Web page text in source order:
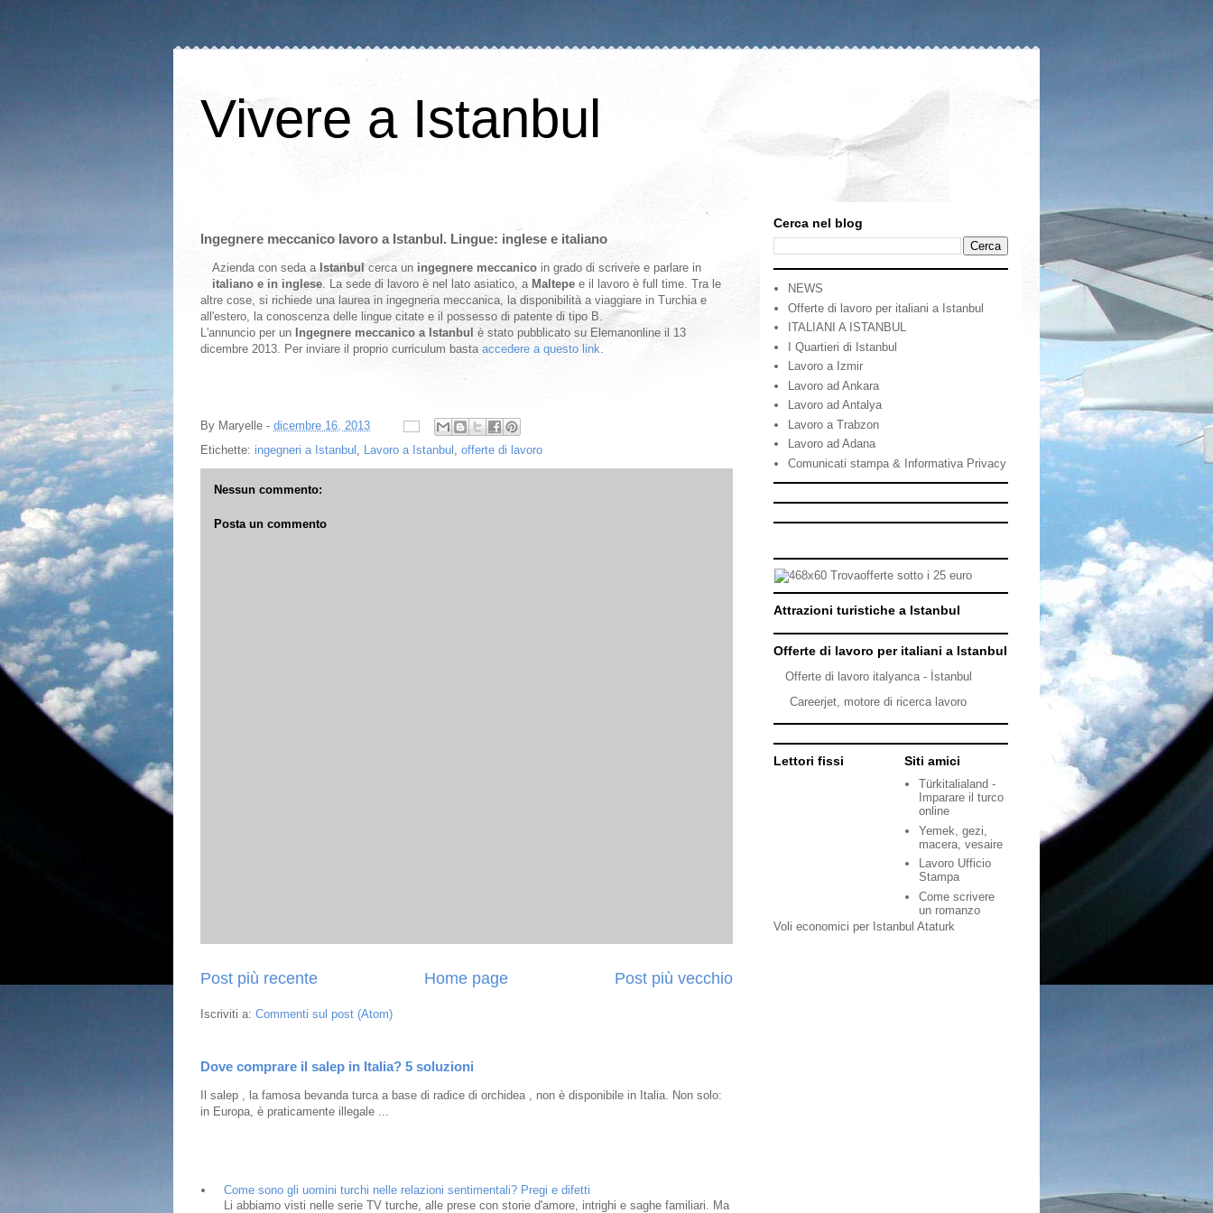
Vivere a Istanbul
Ingegnere meccanico lavoro a Istanbul. Lingue: inglese e italiano
Azienda con seda a Istanbulcerca un ingegnere meccanico in grado di scrivere e parlare in
italiano e in inglese. La sede di lavoro è nel lato asiatico, a Maltepe e il lavoro è full time. Tra le
altre cose, si richiede una laurea in ingegneria meccanica, la disponibilità a viaggiare in Turchia e
all'estero, la conoscenza delle lingue citate e il possesso di patente di tipo B.
L'annuncio per un Ingegnere meccanico a Istanbul è stato pubblicato su Elemanonline il 13
dicembre 2013. Per inviare il proprio curriculum bastaaccedere a questo link.
By Maryelle - dicembre 16, 2013
Etichette: ingegneri a Istanbul , Lavoro a Istanbul , offerte di lavoro
Nessun commento:
Posta un commento
Post più recente Post più vecchio
Home page
Iscriviti a: Commenti sul post (Atom)
Dove comprare il salep in Italia? 5 soluzioni
Il salep , la famosa bevanda turca a base di radice di orchidea , non è disponibile in Italia. Non solo:
in Europa, è praticamente illegale ...
Come sono gli uomini turchi nelle relazioni sentimentali? Pregi e difetti
Li abbiamo visti nelle serie TV turche, alle prese con storie d'amore, intrighi e saghe familiari. Ma
Cerca nel blog
NEWS
Offerte di lavoro per italiani a Istanbul
ITALIANI A ISTANBUL
I Quartieri di Istanbul
Lavoro a Izmir
Lavoro ad Ankara
Lavoro ad Antalya
Lavoro a Trabzon
Lavoro ad Adana
Comunicati stampa & Informativa Privacy
Attrazioni turistiche a Istanbul
Offerte di lavoro per italiani a Istanbul
Offerte di lavoro italyanca - İstanbul
Careerjet, motore di ricerca lavoro
Lettori fissi Siti amici
Türkitalialand -
Imparare il turco
online
Yemek, gezi,
macera, vesaire
Lavoro Ufficio
Stampa
Come scrivere
un romanzo
Voli economici per Istanbul Ataturk